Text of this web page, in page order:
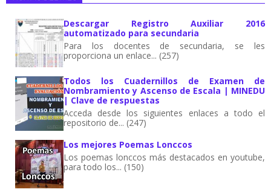
Descargar Registro Auxiliar 2016
automatizado para secundaria
Para los docentes de secundaria, se les
proporciona un enlace... (257)
Todos los Cuadernillos de Examen de
Nombramiento y Ascenso de Escala | MINEDU
| Clave de respuestas
Acceda desde los siguientes enlaces a todo el
repositorio de... (247)
Los mejores Poemas Lonccos
Los poemas lonccos más destacados en youtube,
para todo los... (150)